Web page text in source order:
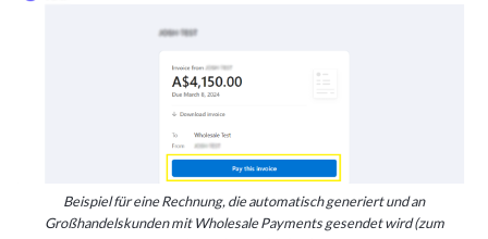
Beispiel für eine Rechnung, die automatisch generiert und an
Großhandelskunden mit Wholesale Payments gesendet wird (zum